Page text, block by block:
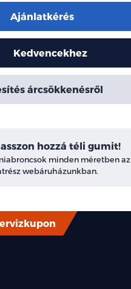
Ajánlatkérés
Kedvencekhez
árcsökkenésről
hozzá téli gumit!
minden méretben az
webáruházunkban.